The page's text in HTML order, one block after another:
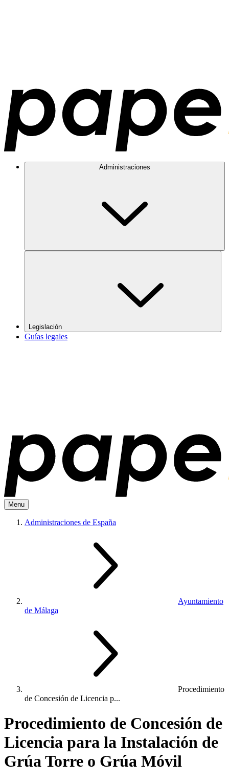
Administraciones
Legislación
Guías legales
Menu
Administraciones de España
Ayuntamiento
de Málaga
Procedimiento
de Concesión de Licencia p...
Procedimiento de Concesión de
Licencia para la Instalación de
Grúa Torre o Grúa Móvil